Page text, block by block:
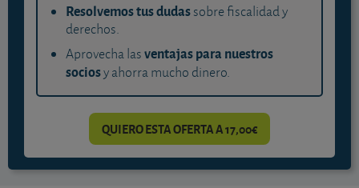
Resolvemos tus dudassobre fiscalidad y
derechos.
Aprovecha lasventajas para nuestros
sociosy ahorra mucho dinero.
QUIERO ESTA OFERTA A 17,00€